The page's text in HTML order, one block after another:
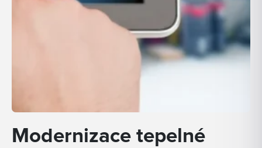
Modernizace tepelné